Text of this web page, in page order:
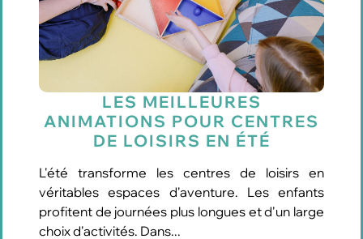
LES MEILLEURES
ANIMATIONS POUR CENTRES
DE LOISIRS EN ÉTÉ
L'été transforme les centres de loisirs en
véritables espaces d'aventure. Les enfants
profitent de journées plus longues et d'un large
choix d'activités. Dans...